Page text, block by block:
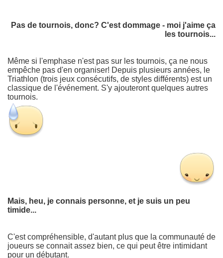
Pas de tournois, donc? C'est dommage - moi j'aime ça
les tournois...
Même si l'emphase n'est pas sur les tournois, ça ne nous
empêche pas d'en organiser! Depuis plusieurs années, le
Triathlon (trois jeux consécutifs, de styles différents) est un
classique de l'événement. S'y ajouteront quelques autres
tournois.
Mais, heu, je connais personne, et je suis un peu
timide...
C'est compréhensible, d'autant plus que la communauté de
joueurs se connait assez bien, ce qui peut être intimidant
pour un débutant.